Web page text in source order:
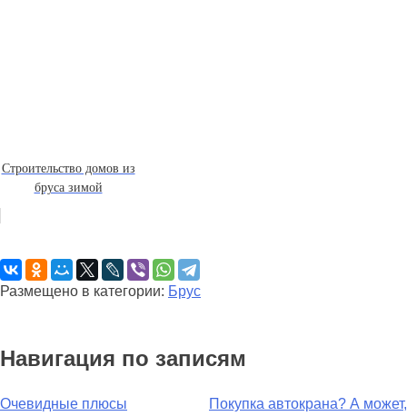
Строительство домов из
бруса зимой
Размещено в категории: Брус
Навигация по записям
Очевидные плюсы
Покупка автокрана? А может,